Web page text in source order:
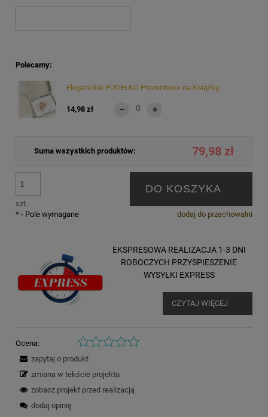
Polecamy:
Eleganckie PUDEŁKO Prezentowe na Książkę
14,98 zł
Suma wszystkich produktów: 79,98 zł
szt.
DO KOSZYKA
dodaj do przechowalni
* - Pole wymagane
EKSPRESOWA REALIZACJA 1-3 DNI
ROBOCZYCH PRZYSPIESZENIE
WYSYŁKI EXPRESS
CZYTAJ WIĘCEJ
Ocena:
zapytaj o produkt
zmiana w tekście projektu
zobacz projekt przed realizacją
dodaj opinię